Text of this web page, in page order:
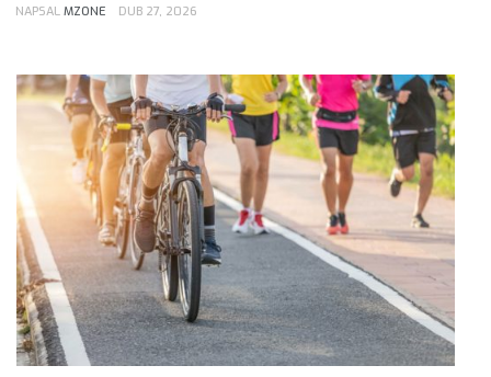
NAPSAL MZONE DUB 27, 2026